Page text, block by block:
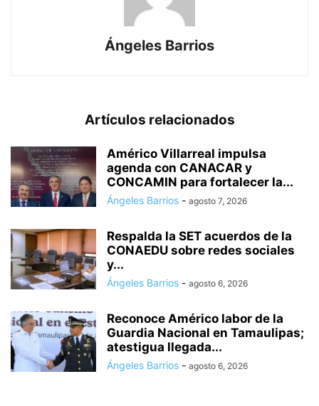
Ángeles Barrios
Artículos relacionados
Américo Villarreal impulsa
agenda con CANACAR y
CONCAMIN para fortalecer la...
Ángeles Barrios - agosto 7, 2026
Respalda la SET acuerdos de la
CONAEDU sobre redes sociales
y...
Ángeles Barrios - agosto 6, 2026
Reconoce Américo labor de la
Guardia Nacional en Tamaulipas;
atestigua llegada...
Ángeles Barrios - agosto 6, 2026